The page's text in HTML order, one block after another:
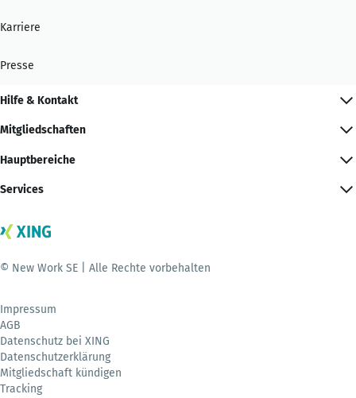
Karriere
Presse
Hilfe & Kontakt
Mitgliedschaften
Hauptbereiche
Services
© New Work SE | Alle Rechte vorbehalten
Impressum
AGB
Datenschutz bei XING
Datenschutzerklärung
Mitgliedschaft kündigen
Tracking